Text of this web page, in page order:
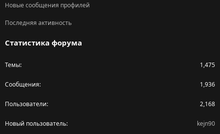
Новые сообщения профилей
Последняя активность
Статистика форума
Темы 1,475
Сообщения 1,936
Пользователи 2,168
Новый пользователь kejn90